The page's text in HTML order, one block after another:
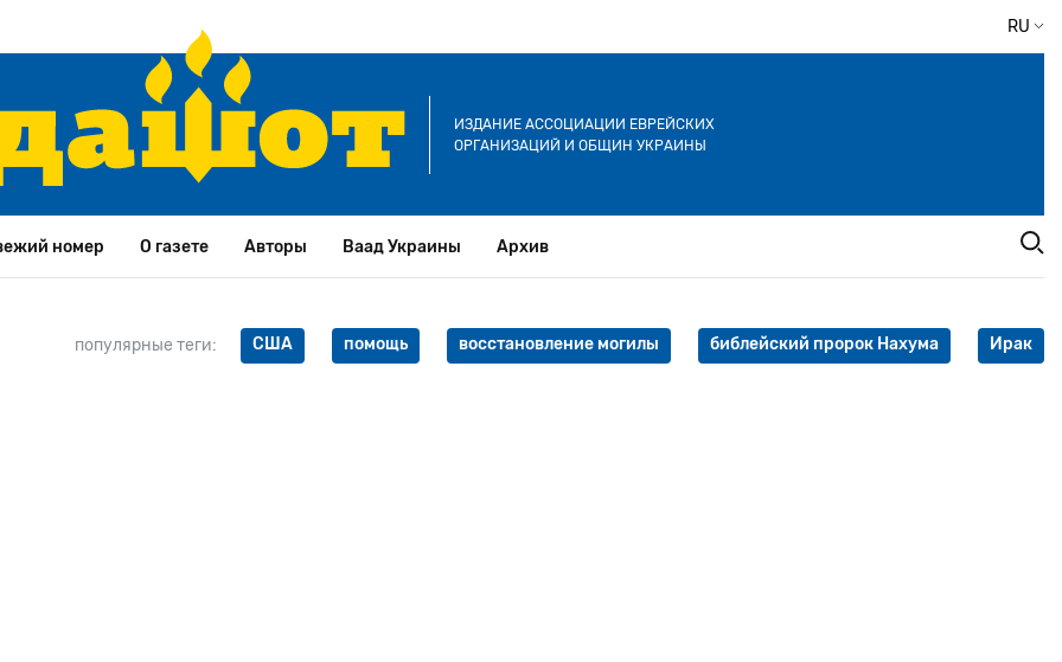
RU
ИЗДАНИЕ АССОЦИАЦИИ ЕВРЕЙСКИХ
ОРГАНИЗАЦИЙ И ОБЩИН УКРАИНЫ
номер О газете Авторы Ваад Украины Архив
популярные теги: США помощь восстановление могилы библейский пророк Нахума Ирак